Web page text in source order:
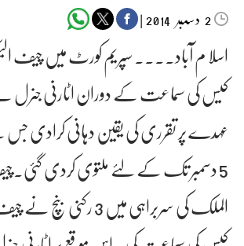
2دسمبر‬‮ |
اسلا م آباد۔۔۔۔ سپریم کورٹ میں چیف
عہدے پر تقرری کی یقین دہانی کرادی
5 دسمبر تک کے لئے ملتوی کردی
الملک کی سربراہی میں 3